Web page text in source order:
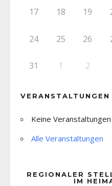
17 18 19
24 25 26
31 1 2
VERANSTALTUNGEN
Keine Veranstaltungen
Alle Veranstaltungen
REGIONALER
IM